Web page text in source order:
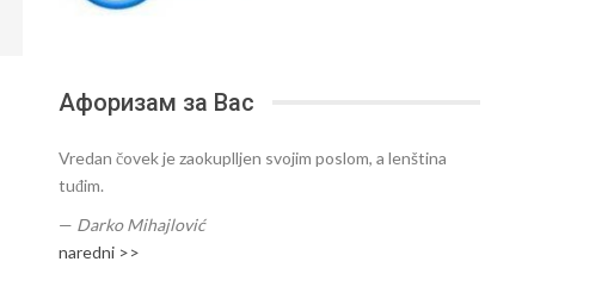
Афоризам за Вас
Vredan čovek je zaokuplljen svojim poslom, a lenština
tuđim.
— Darko Mihajlović
naredni >>